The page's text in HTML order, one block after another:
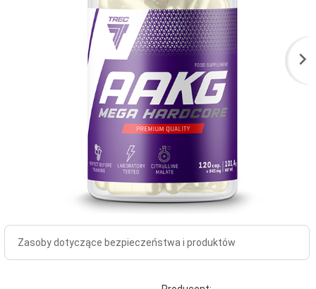
Zasoby dotyczące bezpieczeństwa i produktów